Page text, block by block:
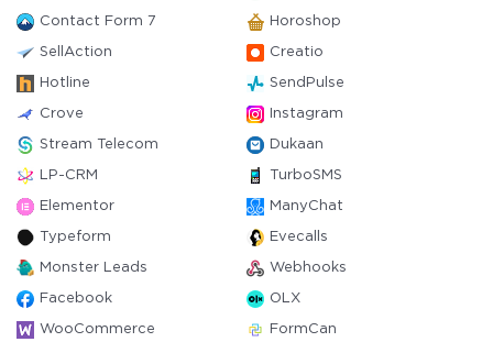
Contact Form 7 Horoshop
SellAction Creatio
Hotline SendPulse
Crove Instagram
Stream Telecom Dukaan
LP-CRM TurboSMS
Elementor ManyChat
Typeform Evecalls
Monster Leads Webhooks
Facebook OLX
WooCommerce FormCan